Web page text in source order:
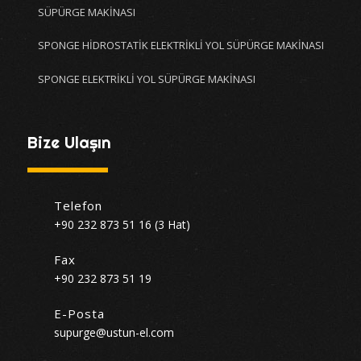
SÜPÜRGE MAKİNASI
SPONGE HİDROSTATİK ELEKTRİKLİ YOL SÜPÜRGE MAKİNASI
SPONGE ELEKTRİKLİ YOL SÜPÜRGE MAKİNASI
Bize Ulaşın
Telefon
+90 232 873 51 16 (3 Hat)
Fax
+90 232 873 51 19
E-Posta
supurge@ustun-el.com